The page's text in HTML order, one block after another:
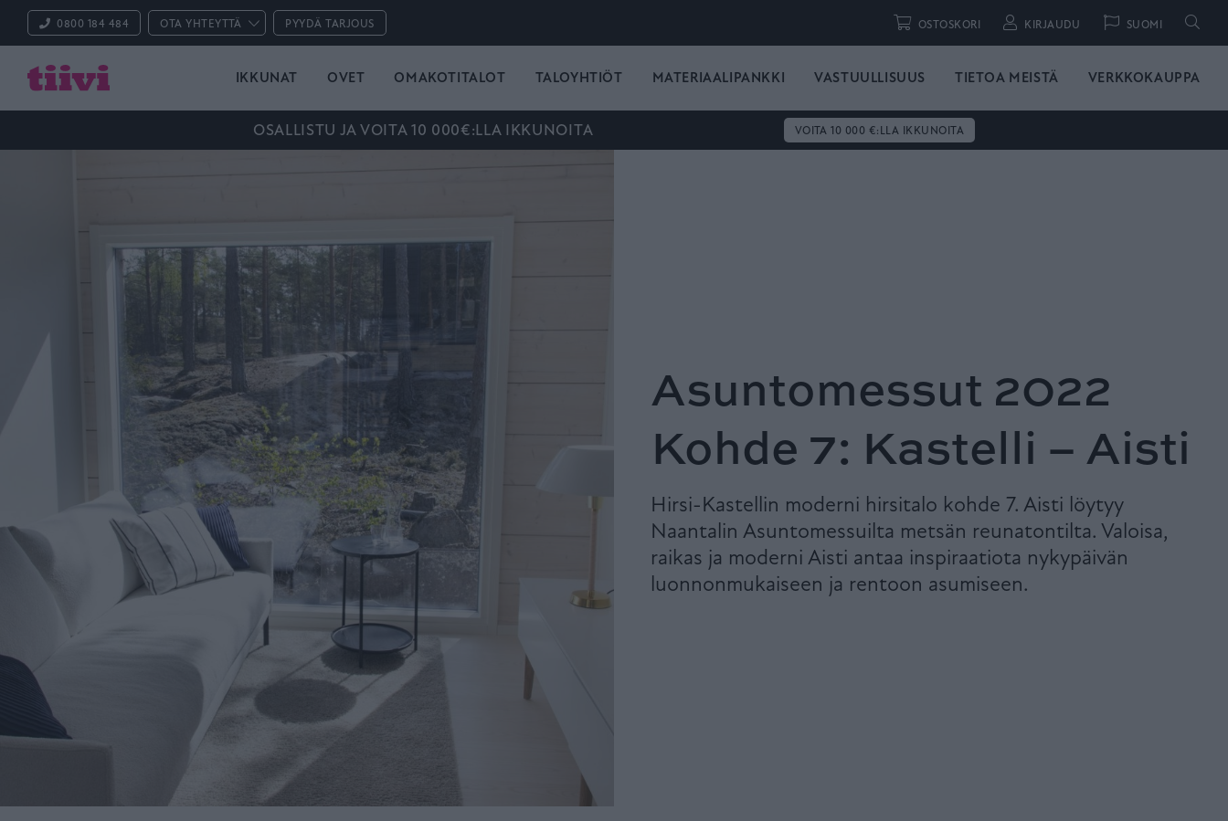
0800 184 484 OTA YHTEYTTÄ PYYDÄ TARJOUS OSTOSKORI KIRJAUDU SUOMI Hae
IKKUNAT OVET OMAKOTITALOT TALOYHTIÖT MATERIAALIPANKKI VASTUULLISUUS TIETOA MEISTÄ VERKKOKAUPPA
OSALLISTU JA VOITA 10 000€:LLA IKKUNOITA VOITA 10 000 €:LLA IKKUNOITA
Asuntomessut 2022
Kohde 7: Kastelli – Aisti
Hirsi-Kastellin moderni hirsitalo kohde 7. Aisti löytyy
Naantalin Asuntomessuilta metsän reunatontilta. Valoisa,
raikas ja moderni Aisti antaa inspiraatiota nykypäivän
luonnonmukaiseen ja rentoon asumiseen.